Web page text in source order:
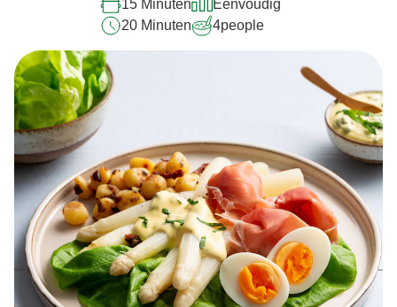
15 Minuten
Eenvoudig
20 Minuten
4people